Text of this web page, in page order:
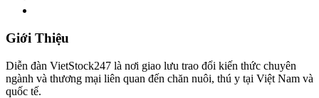
Giới Thiệu
Diễn đàn VietStock247 là nơi giao lưu trao đổi kiến thức chuyên
ngành và thương mại liên quan đến chăn nuôi, thú y tại Việt Nam và
quốc tế.